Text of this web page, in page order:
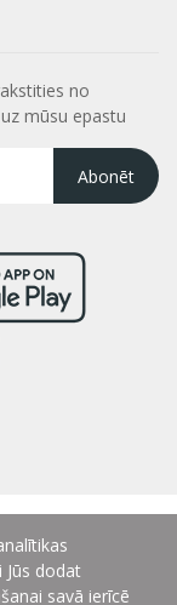
no
mūsu epastu
Abonēt
dodat
savā ierīcē